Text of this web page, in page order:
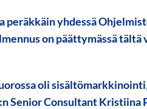
peräkkäin yhdessä
on päättymässä
oli
Senior ConsultantKristiina